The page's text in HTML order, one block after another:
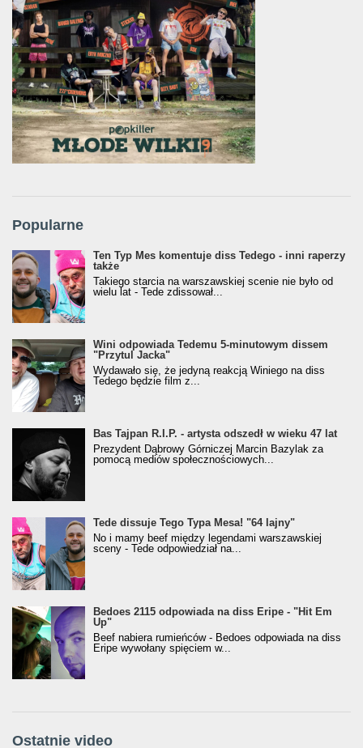
Popularne
Ten Typ Mes komentuje diss Tedego - inni raperzy
także
Takiego starcia na warszawskiej scenie nie było od
wielu lat - Tede zdissował...
Wini odpowiada Tedemu 5-minutowym dissem
"Przytul Jacka"
Wydawało się, że jedyną reakcją Winiego na diss
Tedego będzie film z...
Bas Tajpan R.I.P. - artysta odszedł w wieku 47 lat
Prezydent Dąbrowy Górniczej Marcin Bazylak za
pomocą mediów społecznościowych...
Tede dissuje Tego Typa Mesa! "64 lajny"
No i mamy beef między legendami warszawskiej
sceny - Tede odpowiedział na...
Bedoes 2115 odpowiada na diss Eripe - "Hit Em
Up"
Beef nabiera rumieńców - Bedoes odpowiada na diss
Eripe wywołany spięciem w...
Ostatnie video